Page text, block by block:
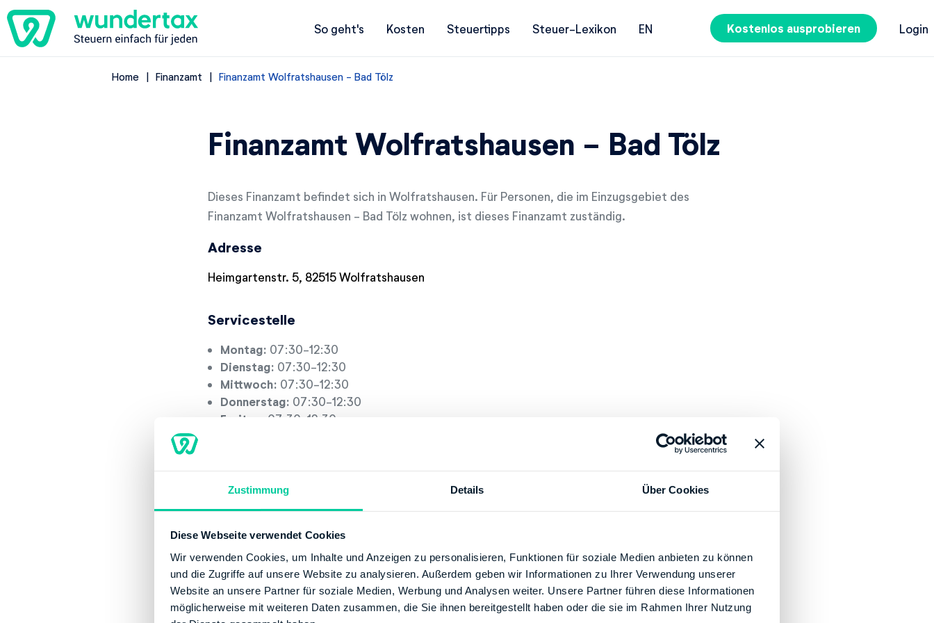
Zustimmung Details Über Cookies
Diese Webseite verwendet Cookies
Wir verwenden Cookies, um Inhalte und Anzeigen zu personalisieren, Funktionen für soziale Medien anbieten zu können
und die Zugriffe auf unsere Website zu analysieren. Außerdem geben wir Informationen zu Ihrer Verwendung unserer
Website an unsere Partner für soziale Medien, Werbung und Analysen weiter. Unsere Partner führen diese Informationen
möglicherweise mit weiteren Daten zusammen, die Sie ihnen bereitgestellt haben oder die sie im Rahmen Ihrer Nutzung
So geht's Kosten Steuertipps Steuer-Lexikon EN Kostenlos ausprobieren Login
Home Finanzamt Finanzamt Wolfratshausen - Bad Tölz
Finanzamt Wolfratshausen - Bad Tölz
Dieses Finanzamt befindet sich in Wolfratshausen. Für Personen, die im Einzugsgebiet des
Finanzamt Wolfratshausen - Bad Tölz wohnen, ist dieses Finanzamt zuständig.
Adresse
Heimgartenstr. 5, 82515 Wolfratshausen
Servicestelle
Montag: 07:30-12:30
Dienstag: 07:30-12:30
Mittwoch: 07:30-12:30
Donnerstag: 07:30-12:30
Freitag: 07:30-12:30
Fax: +49 817125150
Website: http://www.finanzamt-wolfratshausen.de
Bankverbindung
Bank:DEUTSCHE BUNDESBANK
BIC:MARKDEF1700
IBAN:DE85700000000070001521